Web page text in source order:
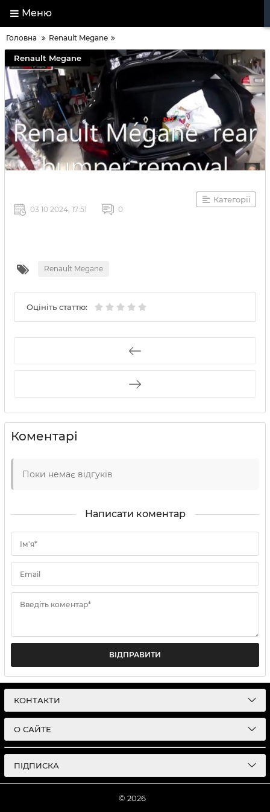
Меню
Головна Renault Megane
Renault Megane
Категорії
03 10 2024, 17:51 0
Renault Megane
Оцініть статтю:
Коментарі
Поки немає відгуків
Написати коментар
Ім'я*
Email
Введіть коментар*
ВІДПРАВИТИ
КОНТАКТИ
О САЙТЕ
ПІДПИСКА
© 2026